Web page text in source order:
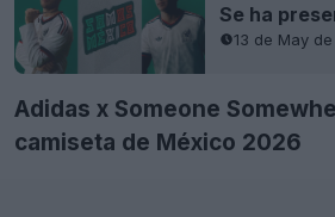
13 de May
Adidas x Someone
camiseta de México 2026